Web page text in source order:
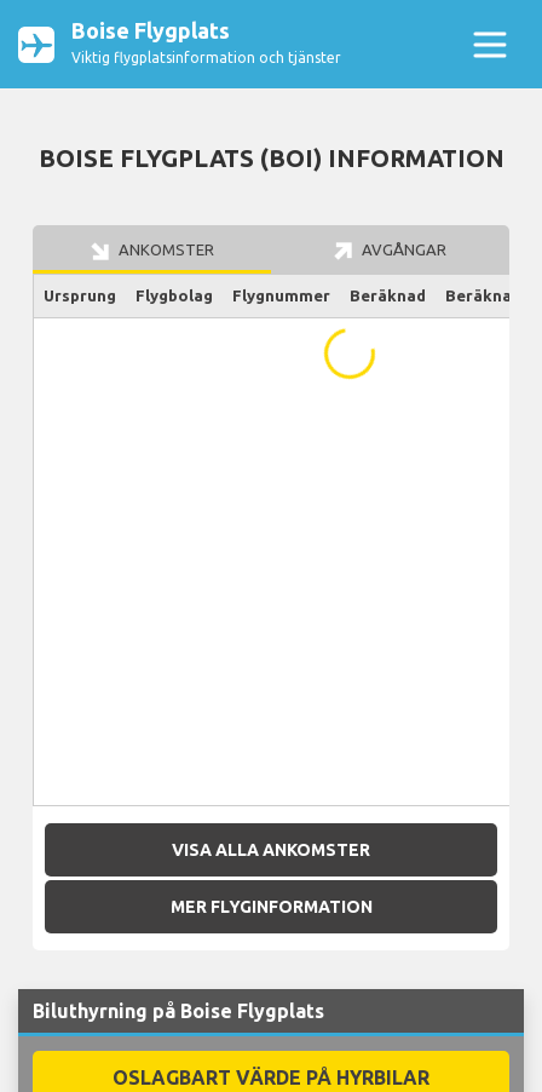
Boise Flygplats
Viktig flygplatsinformation och tjänster
BOISE FLYGPLATS (BOI) INFORMATION
ANKOMSTER AVGÅNGAR
Ursprung Flygbolag Flygnummer Beräknad Beräknad/
...
VISA ALLA ANKOMSTER
MER FLYGINFORMATION
Biluthyrning på Boise Flygplats
OSLAGBART VÄRDE PÅ HYRBILAR